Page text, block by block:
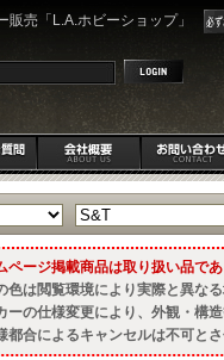
売「L.A.ホビーショップ」
ページ掲載商品は取り扱い品で
色は閲覧環境により実際と異なる
ーの仕様変更により、外観・構
都合によるキャンセルは不可と